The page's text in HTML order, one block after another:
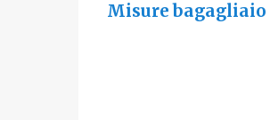
Misure bagagliaio